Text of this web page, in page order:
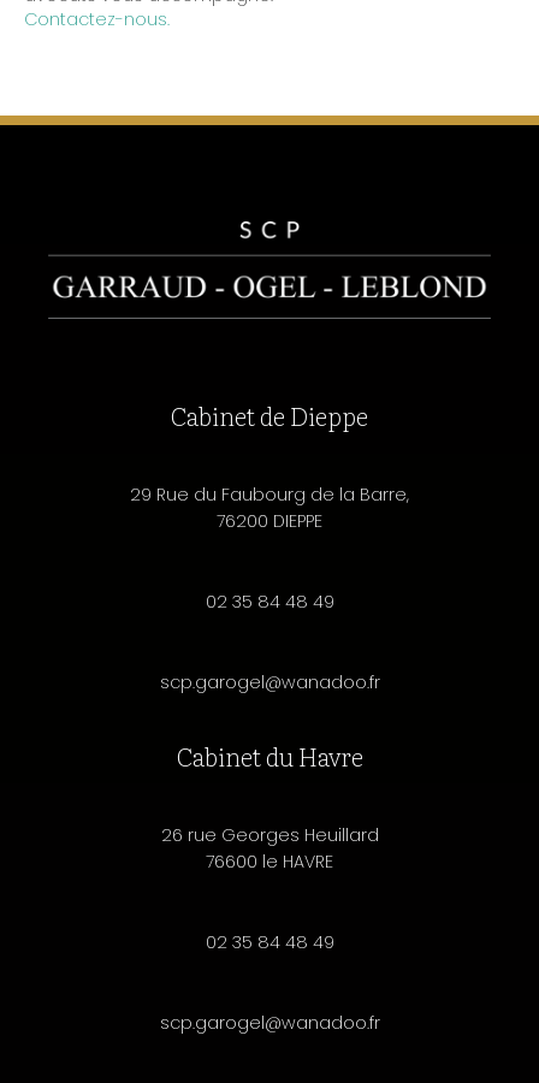
Contactez-nous.
Cabinet de Dieppe
29 Rue du Faubourg de la Barre,
76200 DIEPPE
02 35 84 48 49
scp.garogel@wanadoo.fr
Cabinet du Havre
26 rue Georges Heuillard
76600 le HAVRE
02 35 84 48 49
scp.garogel@wanadoo.fr